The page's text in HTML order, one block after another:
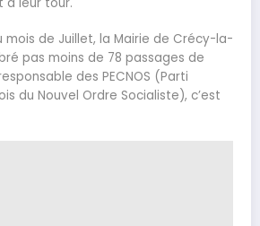
mois de Juillet, la Mairie de Crécy-la-
pas moins de 78 passages de
des PECNOS (Parti
du Nouvel Ordre Socialiste), c’est